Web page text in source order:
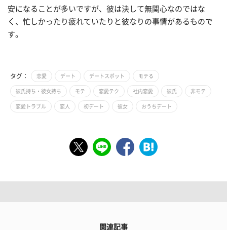
安になることが多いですが、彼は決して無関心なのではな
く、忙しかったり疲れていたりと彼なりの事情があるもので
す。
タグ： 恋愛 デート デートスポット モテる
彼氏持ち・彼女持ち モテ 恋愛テク 社内恋愛 彼氏 非モテ
恋愛トラブル 恋人 初デート 彼女 おうちデート
関連記事